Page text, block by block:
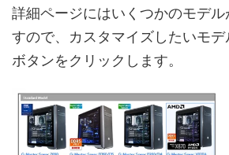
詳細ページにはいくつかのモデル
すので、カスタマイズしたいモ
ボタンをクリックします。